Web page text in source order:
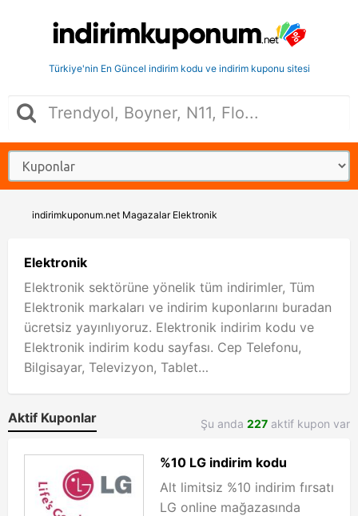
Türkiye'nin En Güncel indirim kodu ve indirim kuponu sitesi
indirimkuponum.net Magazalar Elektronik
Elektronik
Elektronik sektörüne yönelik tüm indirimler, Tüm
Elektronik markaları ve indirim kuponlarını buradan
ücretsiz yayınlıyoruz. Elektronik indirim kodu ve
Elektronik indirim kodu sayfası. Cep Telefonu,
Bilgisayar, Televizyon, Tablet…
Aktif Kuponlar Şu anda 227 aktif kupon var
%10 LG indirim kodu
Alt limitsiz %10 indirim fırsatı
LG online mağazasında